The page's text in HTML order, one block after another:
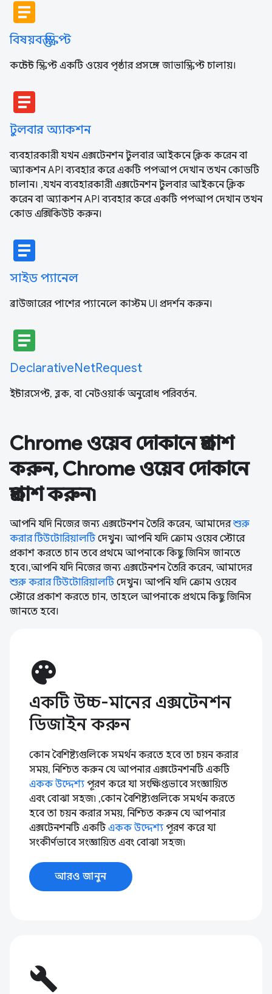
article
বিষয়বস্তু স্ক্রিপ্ট
কন্টেন্ট স্ক্রিপ্ট একটি ওয়েব পৃষ্ঠার প্রসঙ্গে জাভাস্ক্রিপ্ট চালায়।
article
টুলবার অ্যাকশন
ব্যবহারকারী যখন এক্সটেনশন টুলবার আইকনে ক্লিক করেন বা
অ্যাকশন API ব্যবহার করে একটি পপআপ দেখান তখন কোডটি
চালান। ,যখন ব্যবহারকারী এক্সটেনশন টুলবার আইকনে ক্লিক
করেন বা অ্যাকশন API ব্যবহার করে একটি পপআপ দেখান তখন
কোড এক্সিকিউট করুন।
article
সাইড প্যানেল
ব্রাউজারের পাশের প্যানেলে কাস্টম UI প্রদর্শন করুন।
article
DeclarativeNetRequest
ইন্টারসেপ্ট, ব্লক, বা নেটওয়ার্ক অনুরোধ পরিবর্তন.
Chrome ওয়েব দোকানে প্রকাশ
করুন, Chrome ওয়েব দোকানে
প্রকাশ করুন৷
আপনি যদি নিজের জন্য এক্সটেনশন তৈরি করেন, আমাদেরশুরু
করার টিউটোরিয়ালটিদেখুন। আপনি যদি ক্রোম ওয়েব স্টোরে
প্রকাশ করতে চান তবে প্রথমে আপনাকে কিছু জিনিস জানতে
হবে।,আপনি যদি নিজের জন্য এক্সটেনশন তৈরি করেন, আমাদের
শুরু করার টিউটোরিয়ালটিদেখুন। আপনি যদি ক্রোম ওয়েব
স্টোরে প্রকাশ করতে চান, তাহলে আপনাকে প্রথমে কিছু জিনিস
জানতে হবে।
palette
একটি উচ্চ-মানের এক্সটেনশন
ডিজাইন করুন
কোন বৈশিষ্ট্যগুলিকে সমর্থন করতে হবে তা চয়ন করার
সময়, নিশ্চিত করুন যে আপনার এক্সটেনশনটি একটি
একক উদ্দেশ্য পূরণ করে যা সংক্ষিপ্তভাবে সংজ্ঞায়িত
এবং বোঝা সহজ৷ ,কোন বৈশিষ্ট্যগুলিকে সমর্থন করতে
হবে তা চয়ন করার সময়, নিশ্চিত করুন যে আপনার
এক্সটেনশনটি একটিএকক উদ্দেশ্য পূরণ করে যা
সংকীর্ণভাবে সংজ্ঞায়িত এবং বোঝা সহজ৷
আরও জানুন
build